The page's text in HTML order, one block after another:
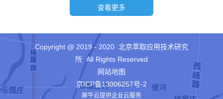
Copyright @ 2019 - 2020 北京萃取应用技术研究
所 All Rights Reserved
网站地图
京ICP备13006257号-2
犀牛云提供企业云服务